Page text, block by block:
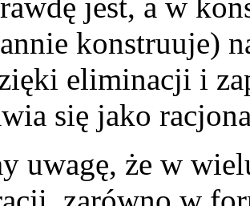
jest, a w
konstruuje)
eliminacji i
się jako
uwagę, że w